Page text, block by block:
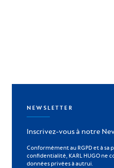
NEWSLETTER
Inscrivez-vous à notre
Conformément au RGPD et à sa
confidentialité, KARL HUGO ne
données privées à autrui.